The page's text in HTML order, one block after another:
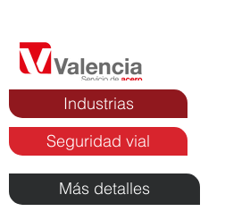
Más detalles
Seguridad vial
Industrias